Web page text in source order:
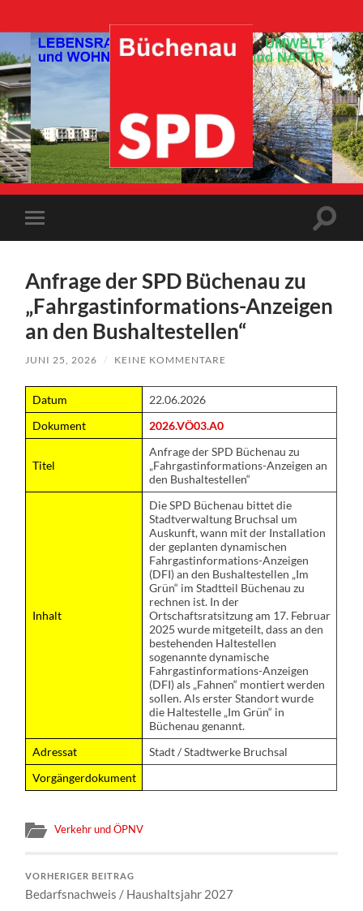
SPD-
Büchenau
Mobile-
Menü
Anfrage der SPD Büchenau zu
„Fahrgastinformations-Anzeigen
an den Bushaltestellen“
JUNI 25, 2026 / KEINE KOMMENTARE
Datum
22.06.2026
Dokument
2026.VÖ03.A0
Titel
Anfrage der SPD Büchenau zu
„Fahrgastinformations-Anzeigen an
den Bushaltestellen“
Inhalt
Die SPD Büchenau bittet die
Stadtverwaltung Bruchsal um
Auskunft, wann mit der Installation
der geplanten dynamischen
Fahrgastinformations-Anzeigen
(DFI) an den Bushaltestellen „Im
Grün“ im Stadtteil Büchenau zu
rechnen ist. In der
Ortschaftsratsitzung am 17. Februar
2025 wurde mitgeteilt, dass an den
bestehenden Haltestellen
sogenannte dynamische
Fahrgastinformations-Anzeigen
(DFI) als „Fahnen“ montiert werden
sollen. Als erster Standort wurde
die Haltestelle „Im Grün“ in
Büchenau genannt.
Adressat
Stadt / Stadtwerke Bruchsal
Vorgängerdokument
Verkehr und ÖPNV
VORHERIGER BEITRAG
Bedarfsnachweis / Haushaltsjahr 2027